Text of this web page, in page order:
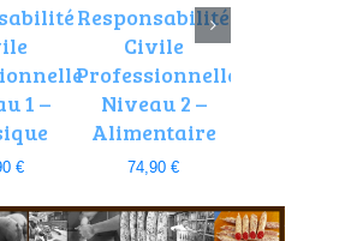
1 –
€
Responsabilité
Civile
Professionnelle
Niveau 2 –
Alimentaire
74,90€
98,90